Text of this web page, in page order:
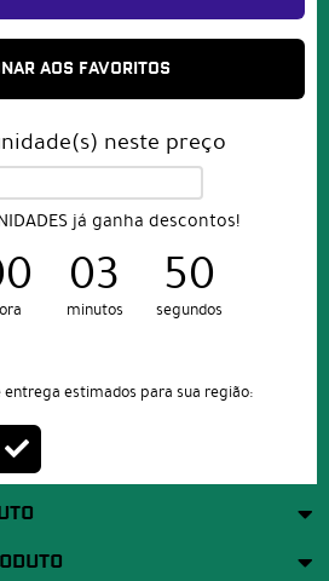
AOS FAVORITOS
neste preço
já ganha descontos!
03
minutos
49
segundos
estimados para sua região: